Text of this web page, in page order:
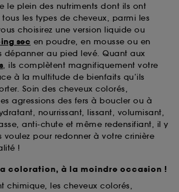
le plein des nutriments dont ils ont
les types de cheveux, parmi les
choisirez une version liquide ou
sec en poudre, en mousse ou en
dépanner au pied levé. Quant aux
, ils complètent magnifiquement votre
à la multitude de bienfaits qu’ils
Soin des cheveux colorés,
agressions des fers à boucler ou à
nourrissant, lissant, volumisant,
anti-chute et même redensifiant, il y
pour redonner à votre crinière
!
coloration, à la moindre occasion !
chimique, les cheveux colorés,